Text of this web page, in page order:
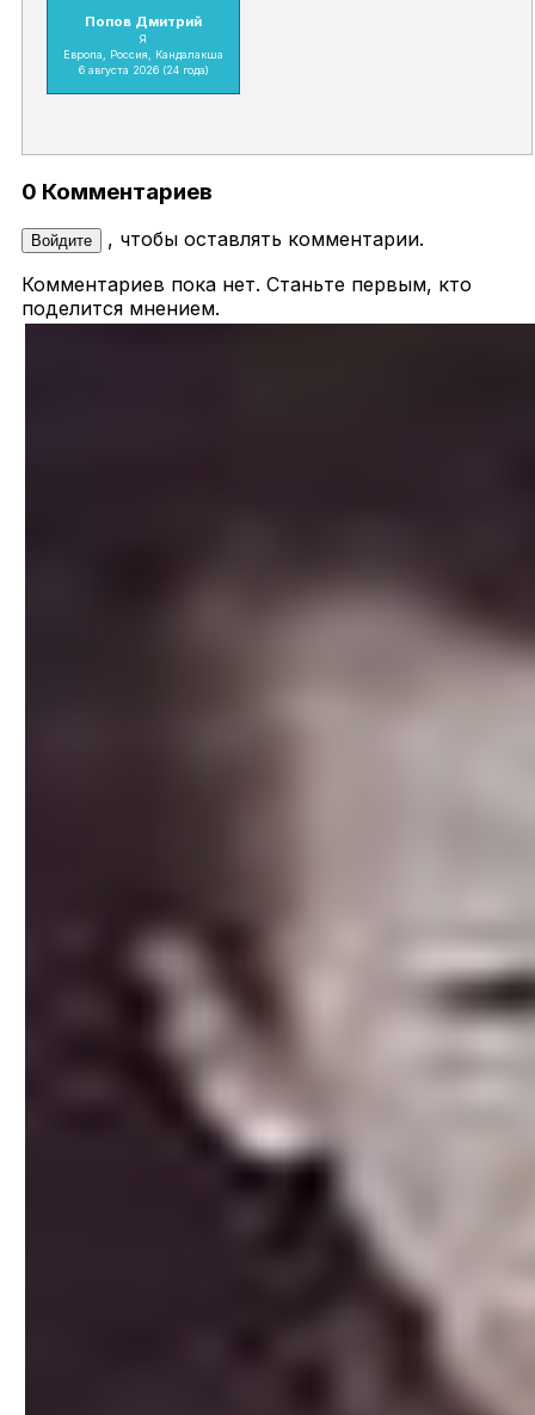
Попов Дмитрий
Я
Европа, Россия, Кандалакша
6 августа 2026 (24 года)
0 Комментариев
Войдите
, чтобы оставлять комментарии.
Комментариев пока нет. Станьте первым, кто
поделится мнением.